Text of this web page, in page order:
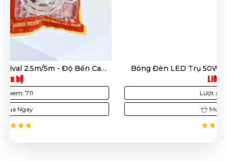
Bóng Đèn LED Trụ 50W Điện Quang – Ánh Sáng
Trắng, Tiết Kiệm Điện, Đui E27, Độ Bền Cao, BH 12
Tháng